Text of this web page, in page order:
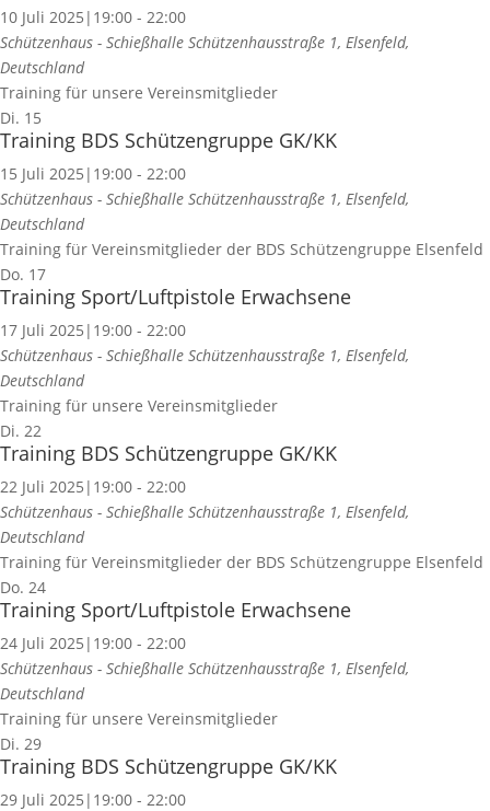
10 Juli 2025|19:00 - 22:00
Schützenhaus - Schießhalle Schützenhausstraße 1, Elsenfeld,
Deutschland
Training für unsere Vereinsmitglieder
Di. 15
Training BDS Schützengruppe GK/KK
15 Juli 2025|19:00 - 22:00
Schützenhaus - Schießhalle Schützenhausstraße 1, Elsenfeld,
Deutschland
Training für Vereinsmitglieder der BDS Schützengruppe Elsenfeld
Do. 17
Training Sport/Luftpistole Erwachsene
17 Juli 2025|19:00 - 22:00
Schützenhaus - Schießhalle Schützenhausstraße 1, Elsenfeld,
Deutschland
Training für unsere Vereinsmitglieder
Di. 22
Training BDS Schützengruppe GK/KK
22 Juli 2025|19:00 - 22:00
Schützenhaus - Schießhalle Schützenhausstraße 1, Elsenfeld,
Deutschland
Training für Vereinsmitglieder der BDS Schützengruppe Elsenfeld
Do. 24
Training Sport/Luftpistole Erwachsene
24 Juli 2025|19:00 - 22:00
Schützenhaus - Schießhalle Schützenhausstraße 1, Elsenfeld,
Deutschland
Training für unsere Vereinsmitglieder
Di. 29
Training BDS Schützengruppe GK/KK
29 Juli 2025|19:00 - 22:00